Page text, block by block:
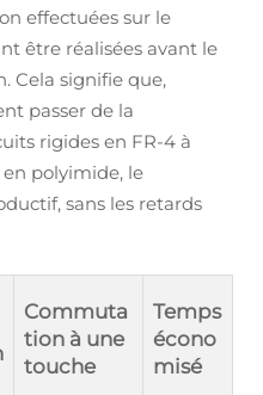
effectuées sur le
être réalisées avant le
Cela signifie que,
passer de la
rigides en FR-4 à
polyimide, le
sans les retards
Commuta
tion à une
touche
Temps
écono
misé